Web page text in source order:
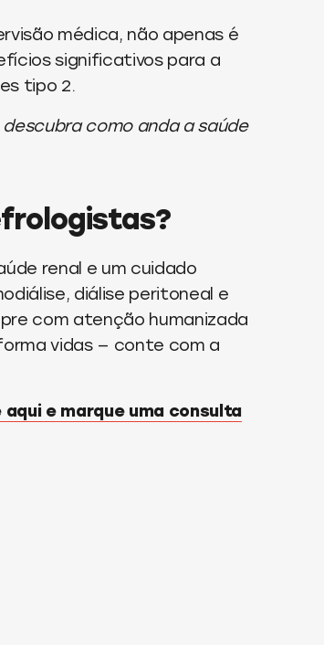
médica, não apenas é
significativos para a
tipo 2.
como anda a saúde
renal e um cuidado
diálise peritoneal e
com atenção humanizada
vidas — conte com a
e marque uma consulta